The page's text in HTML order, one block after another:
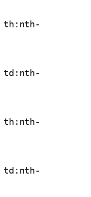
th:nth-
td:nth-
th:nth-
td:nth-